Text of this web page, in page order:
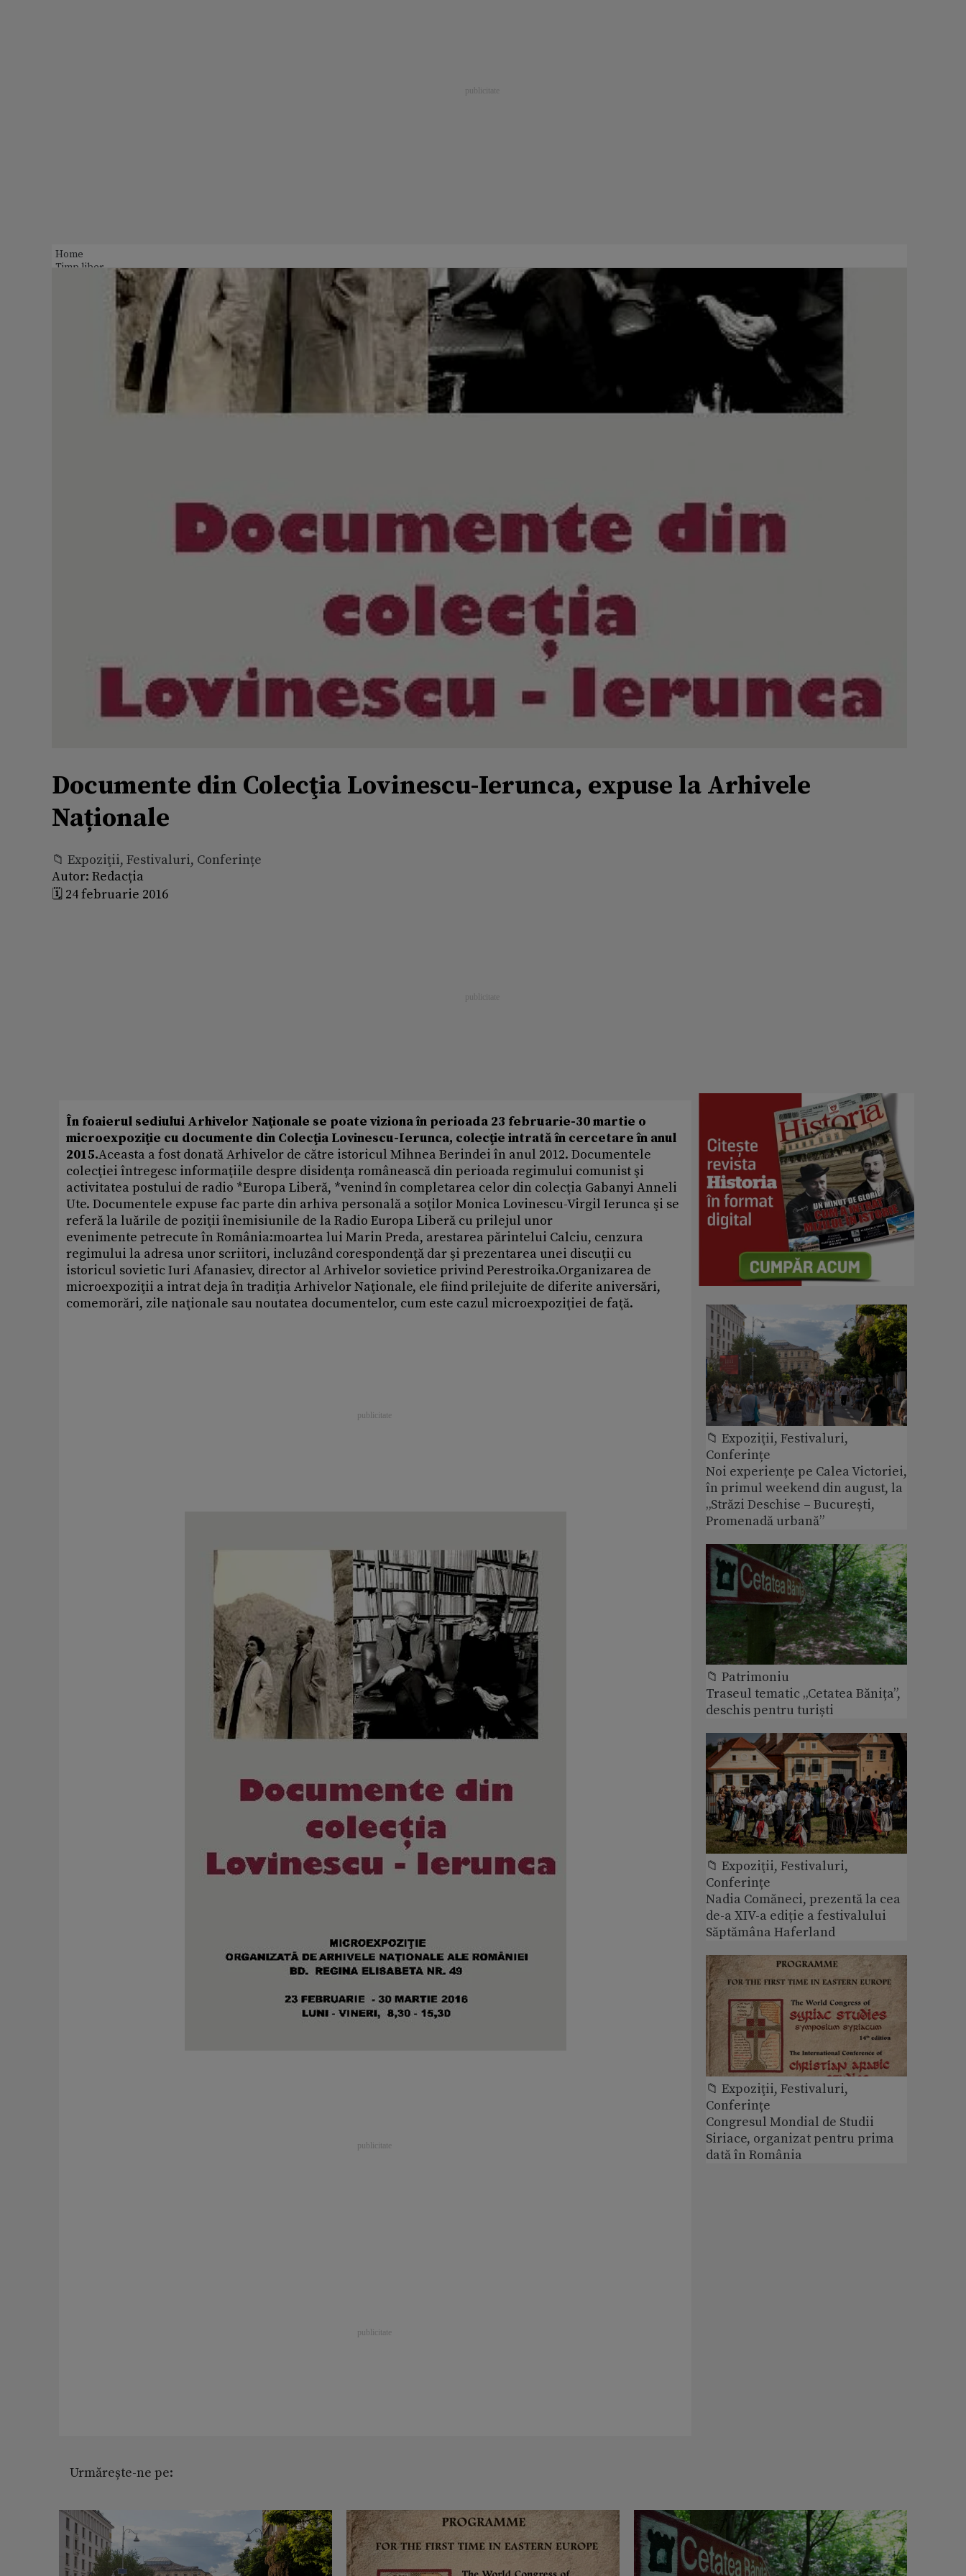
Home
Timp liber
Documente din Colecţia Lovinescu-Ierunca, expuse la Arhivele
Naționale
📁 Expoziţii, Festivaluri, Conferințe
Autor: Redacția
🗓️ 24 februarie 2016
În foaierul sediului Arhivelor Naţionale se poate viziona în perioada 23 februarie-30 martie o
microexpoziţie cu documente din Colecţia Lovinescu-Ierunca, colecţie intrată în cercetare în anul
2015.Aceasta a fost donată Arhivelor de către istoricul Mihnea Berindei în anul 2012. Documentele
colecţiei întregesc informaţiile despre disidenţa românească din perioada regimului comunist şi
activitatea postului de radio *Europa Liberă, *venind în completarea celor din colecţia Gabanyi Anneli
Ute. Documentele expuse fac parte din arhiva personală a soţilor Monica Lovinescu-Virgil Ierunca şi se
referă la luările de poziţii înemisiunile de la Radio Europa Liberă cu prilejul unor
evenimente petrecute în România:moartea lui Marin Preda, arestarea părintelui Calciu, cenzura
regimului la adresa unor scriitori, incluzând corespondenţă dar şi prezentarea unei discuţii cu
istoricul sovietic Iuri Afanasiev, director al Arhivelor sovietice privind Perestroika.Organizarea de
microexpoziţii a intrat deja în tradiţia Arhivelor Naţionale, ele fiind prilejuite de diferite aniversări,
comemorări, zile naţionale sau noutatea documentelor, cum este cazul microexpoziţiei de faţă.
Urmărește-ne pe:
📁 Expoziţii, Festivaluri,
Conferințe
Noi experiențe pe Calea Victoriei,
în primul weekend din august, la
„Străzi Deschise – București,
Promenadă urbană”
📁 Patrimoniu
Traseul tematic „Cetatea Bănița”,
deschis pentru turiști
📁 Expoziţii, Festivaluri,
Conferințe
Nadia Comăneci, prezentă la cea
de-a XIV-a ediție a festivalului
Săptămâna Haferland
📁 Expoziţii, Festivaluri,
Conferințe
Congresul Mondial de Studii
Siriace, organizat pentru prima
dată în România